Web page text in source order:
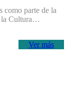
como parte de la
la Cultura…
Ver más